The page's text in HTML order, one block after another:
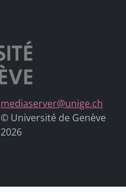
mediaserver@unige.ch
© Université de Genève
2026